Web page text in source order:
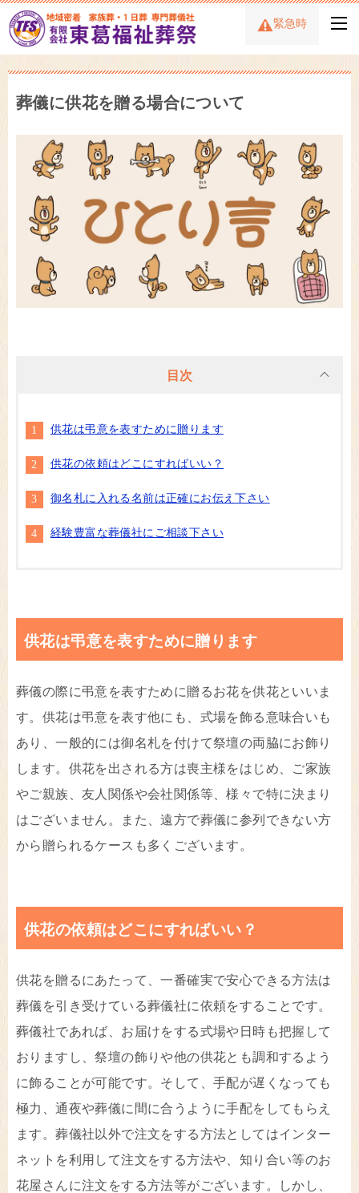
緊急時
葬儀に供花を贈る場合について
目次
供花は弔意を表すために贈ります
供花の依頼はどこにすればいい？
御名札に入れる名前は正確にお伝え下さい
経験豊富な葬儀社にご相談下さい
供花は弔意を表すために贈ります
葬儀の際に弔意を表すために贈るお花を供花といいま
す。供花は弔意を表す他にも、式場を飾る意味合いも
あり、一般的には御名札を付けて祭壇の両脇にお飾り
します。供花を出される方は喪主様をはじめ、ご家族
やご親族、友人関係や会社関係等、様々で特に決まり
はございません。また、遠方で葬儀に参列できない方
から贈られるケースも多くございます。
供花の依頼はどこにすればいい？
供花を贈るにあたって、一番確実で安心できる方法は
葬儀を引き受けている葬儀社に依頼をすることです。
葬儀社であれば、お届けをする式場や日時も把握して
おりますし、祭壇の飾りや他の供花とも調和するよう
に飾ることが可能です。そして、手配が遅くなっても
極力、通夜や葬儀に間に合うように手配をしてもらえ
ます。葬儀社以外で注文をする方法としてはインター
ネットを利用して注文をする方法や、知り合い等のお
花屋さんに注文をする方法等がございます。しかし、